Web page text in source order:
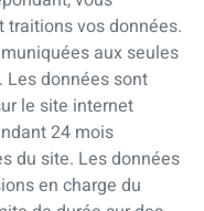
vos données.
aux seules
Les données sont
le site internet
24 mois
du site. Les données
en charge du